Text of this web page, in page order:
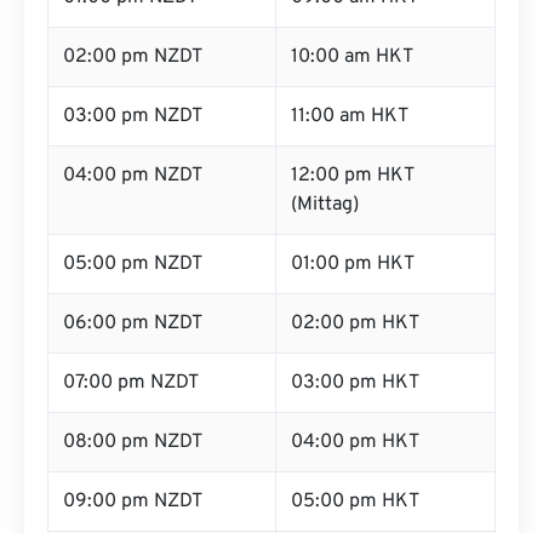
02:00 pm NZDT 10:00 am HKT
03:00 pm NZDT 11:00 am HKT
04:00 pm NZDT
12:00 pm HKT
(Mittag)
05:00 pm NZDT 01:00 pm HKT
06:00 pm NZDT 02:00 pm HKT
07:00 pm NZDT 03:00 pm HKT
08:00 pm NZDT 04:00 pm HKT
09:00 pm NZDT 05:00 pm HKT